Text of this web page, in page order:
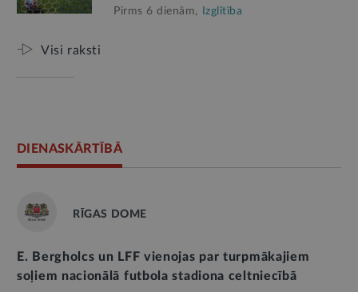
Pirms 6 dienām, Izglītība
Visi raksti
DIENASKĀRTĪBĀ
RĪGAS DOME
E. Bergholcs un LFF vienojas par turpmākajiem
soļiem nacionālā futbola stadiona celtniecībā